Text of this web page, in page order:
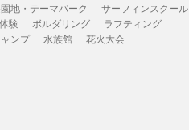
地・テーマパーク
サーフィンスクール
験 ボルダリング
ラフティング
ンプ 水族館 花火大会